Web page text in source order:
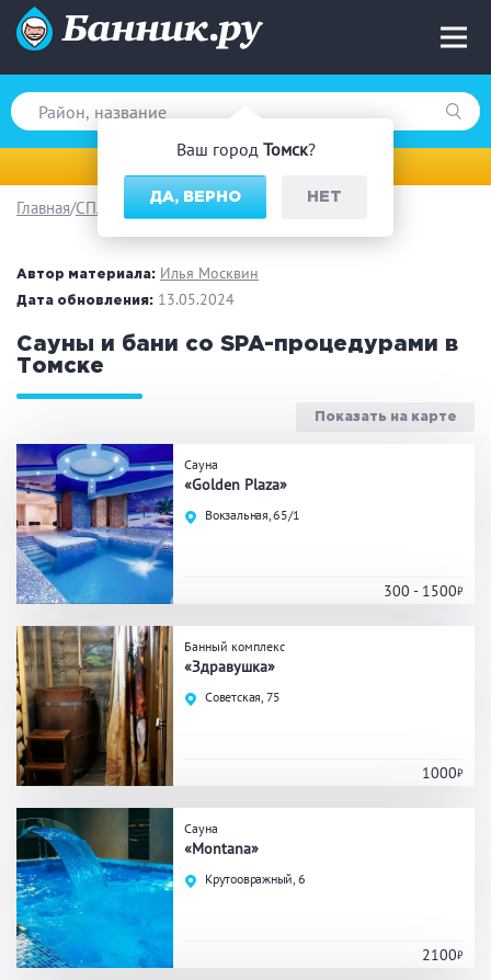
Ваш город Томск?
ДА, ВЕРНО НЕТ
Вид парной
Русская баня
Финская сауна
На дровах
Загородный отдых
Праздник/Корпоратив
Вместимость
до 10 человек
от 20 человек
Банные услуги
Массаж
Кедровая бочка
СПА
Гидромассаж
Банный чан
Главная СПА
Автор материала: Илья Москвин
Дата обновления: 13.05.2024
Сауны и бани со SPA-процедурами в
Томске
Показать на карте
Сауна
«Golden Plaza»
Вокзальная, 65/1
300 - 1500
Банный комплекс
«Здравушка»
Советская, 75
1000
Сауна
«Montana»
Крутоовражный, 6
2100